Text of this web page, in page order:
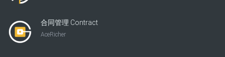
合同管理 Contract
AceRicher